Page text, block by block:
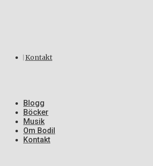
Kontakt
Blogg
Böcker
Musik
Om Bodil
Kontakt